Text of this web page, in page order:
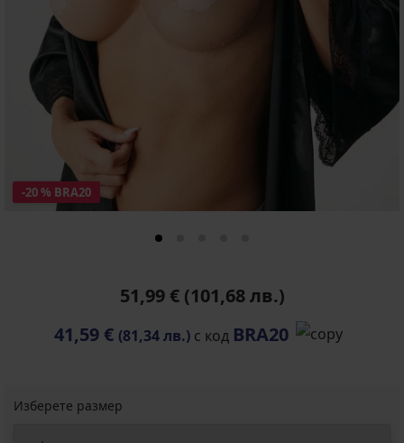
-20 % BRA20
51,99 € (101,68 лв.)
41,59 € (81,34 лв.) с код BRA20
Изберете размер